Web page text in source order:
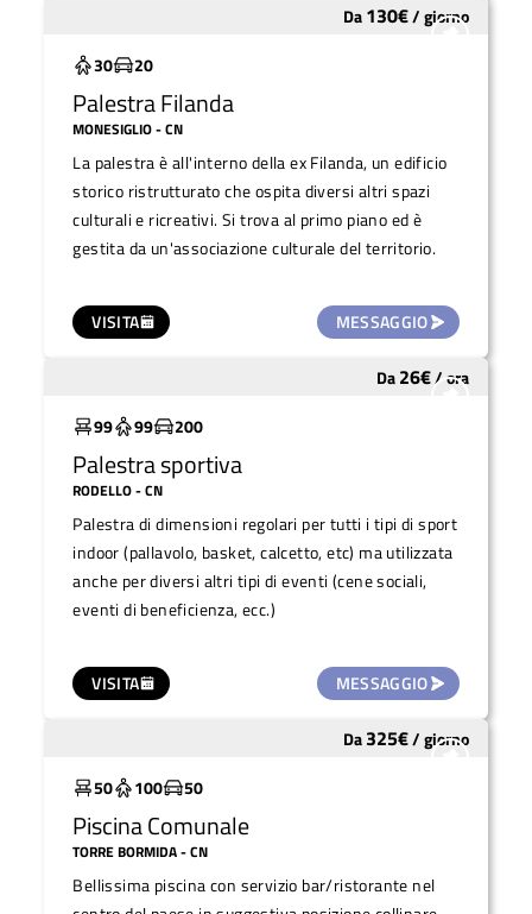
e curato dall'Associazione Sportiva Clavesana Calcio.
Servirebbero lavori di manutenzione straordinaria, e
gestione pluriannuale l'area. Tuttavia per eventi di
grossa portata l'area è agibile fin da subito.
VISITA MESSAGGIO
Da 130€/giorno
30
20
Palestra Filanda
MONESIGLIO- CN
La palestra è all'interno della ex Filanda, un edificio
storico ristrutturato che ospita diversi altri spazi
culturali e ricreativi. Si trova al primo piano ed è
gestita da un'associazione culturale del territorio.
VISITA MESSAGGIO
Da 26€/ora
99
99 200
Palestra sportiva
RODELLO- CN
Palestra di dimensioni regolari per tutti i tipi di sport
indoor (pallavolo, basket, calcetto, etc) ma utilizzata
anche per diversi altri tipi di eventi (cene sociali,
eventi di beneficienza, ecc.)
Da 325€/giorno
50
100 50
Piscina Comunale
TORRE BORMIDA- CN
Bellissima piscina con servizio bar/ristorante nel